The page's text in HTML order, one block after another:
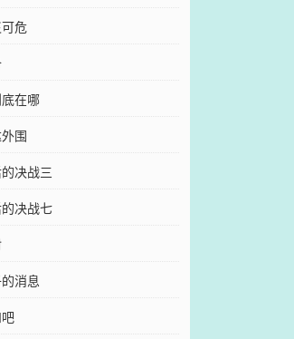
危
在哪
围
决战三
决战七
消息